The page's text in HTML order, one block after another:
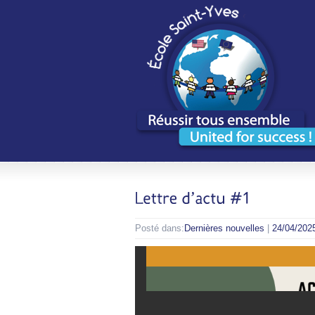
Posté dans: Dernières nouvelles 24/04/